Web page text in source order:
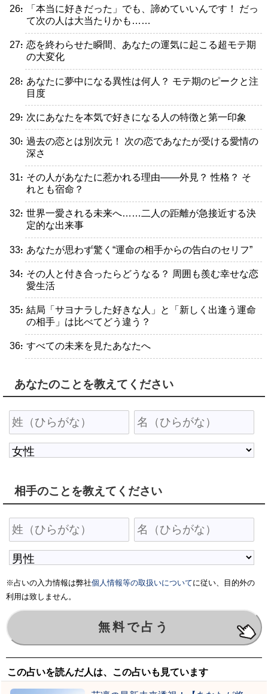
・「本当に好きだった」でも、諦めていいんです！ だっ
て次の人は大当たりかも……
・恋を終わらせた瞬間、あなたの運気に起こる超モテ期
の大変化
・あなたに夢中になる異性は何人？ モテ期のピークと注
目度
・次にあなたを本気で好きになる人の特徴と第一印象
・過去の恋とは別次元！ 次の恋であなたが受ける愛情の
深さ
・その人があなたに惹かれる理由――外見？ 性格？ そ
れとも宿命？
・世界一愛される未来へ……二人の距離が急接近する決
定的な出来事
・あなたが思わず驚く“運命の相手からの告白のセリフ”
・その人と付き合ったらどうなる？ 周囲も羨む幸せな恋
愛生活
・結局「サヨナラした好きな人」と「新しく出逢う運命
の相手」は比べてどう違う？
・すべての未来を見たあなたへ
あなたのことを教えてください
相手のことを教えてください
※占いの入力情報は弊社個人情報等の取扱いについてに従い、目的外の
利用は致しません。
この占いを読んだ人は、この占いも見ています